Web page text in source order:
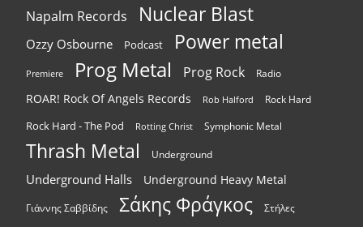
Napalm Records Nuclear Blast
Ozzy Osbourne Podcast Power metal
Premiere Prog Metal Prog Rock Radio
ROAR! Rock Of Angels Records Rob Halford Rock Hard
Rock Hard - The Pod Rotting Christ Symphonic Metal
Thrash Metal Underground
Underground Halls Underground Heavy Metal
Γιάννης Σαββίδης Σάκης Φράγκος Στήλες